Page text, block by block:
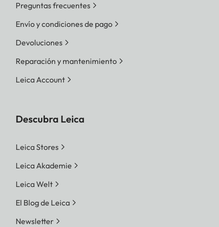
Preguntas frecuentes
Envío y condiciones de pago
Devoluciones
Reparación y mantenimiento
Leica Account
Descubra Leica
Leica Stores
Leica Akademie
Leica Welt
El Blog de Leica
Newsletter